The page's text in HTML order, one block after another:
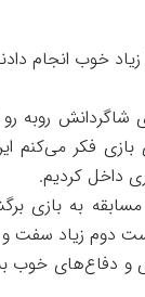
خوب انجام
شاگردانش روبه
فکر می‌کنم
داخل کردیم.
مسابقه به بازی
ست دوم زیاد
دفاع‌های خوب